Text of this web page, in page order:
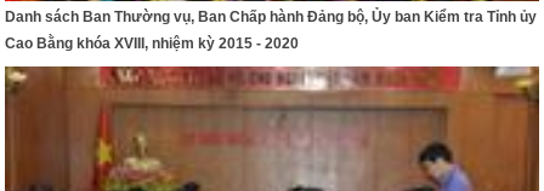
Danh sách Ban Thường vụ, Ban Chấp hành Đảng bộ, Ủy ban Kiểm tra Tỉnh ủy
Cao Bằng khóa XVIII, nhiệm kỳ 2015 - 2020